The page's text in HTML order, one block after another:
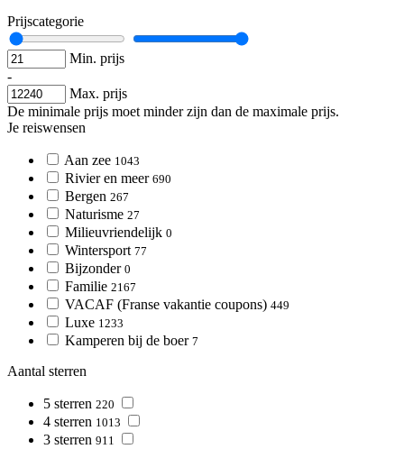
Prijscategorie
Min. prijs
-
Max. prijs
De minimale prijs moet minder zijn dan de maximale prijs.
Je reiswensen
Aan zee 1043
Rivier en meer 690
Bergen 267
Naturisme 27
Milieuvriendelijk 0
Wintersport 77
Bijzonder 0
Familie 2167
VACAF (Franse vakantie coupons) 449
Luxe 1233
Kamperen bij de boer 7
Aantal sterren
5 sterren 220
4 sterren 1013
3 sterren 911